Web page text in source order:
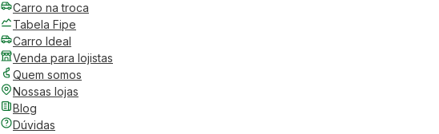
Carro na troca
Tabela Fipe
Carro Ideal
Venda para lojistas
Quem somos
Nossas lojas
Blog
Dúvidas